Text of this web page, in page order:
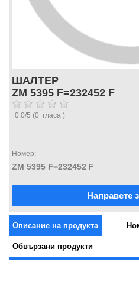
ШАЛТЕР
ZM 5395 F=232452 F
0.0/5 (0 гласа )
Номер:
ZM 5395 F=232452 F
Направете
Описание на продукта
Обвързани продукти